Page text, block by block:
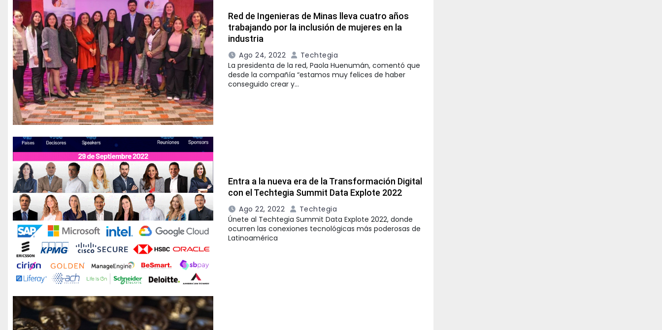
Red de Ingenieras de Minas lleva cuatro años
trabajando por la inclusión de mujeres en la
industria
Ago 24, 2022
Techtegia
La presidenta de la red, Paola Huenumán, comentó que
desde la compañía “estamos muy felices de haber
conseguido crear y…
Entra a la nueva era de la Transformación Digital
con el Techtegia Summit Data Explote 2022
Ago 22, 2022
Techtegia
Únete al Techtegia Summit Data Explote 2022, donde
ocurren las conexiones tecnológicas más poderosas de
Latinoamérica